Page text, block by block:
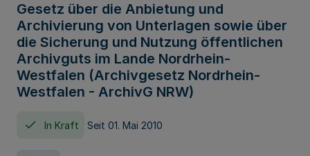
Gesetz über die Anbietung und
Archivierung von Unterlagen sowie über
die Sicherung und Nutzung öffentlichen
Archivguts im Lande Nordrhein-
Westfalen (Archivgesetz Nordrhein-
Westfalen - ArchivG NRW)
In Kraft Seit 01. Mai 2010